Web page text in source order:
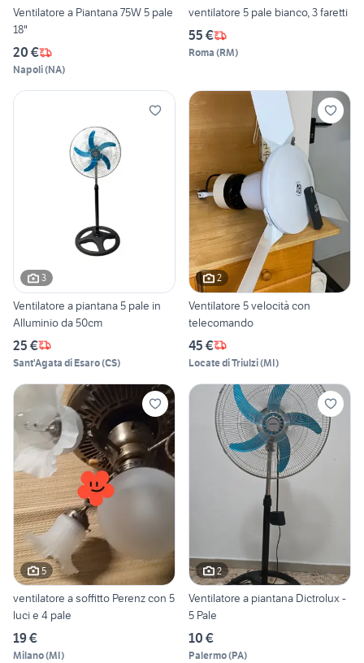
Ventilatore a Piantana 75W 5 pale
18"
20 €
Napoli(NA)
ventilatore 5 pale bianco, 3 faretti
55 €
Roma (RM)
3
Ventilatore a piantana 5 pale in
Alluminio da 50cm
25 €
Sant'Agata di Esaro(CS)
2
Ventilatore 5 velocità con
telecomando
45 €
Locate di Triulzi(MI)
5
ventilatore a soffitto Perenz con 5
luci e 4 pale
19 €
Milano(MI)
2
Ventilatore a piantana Dictrolux -
5 Pale
10 €
Palermo(PA)